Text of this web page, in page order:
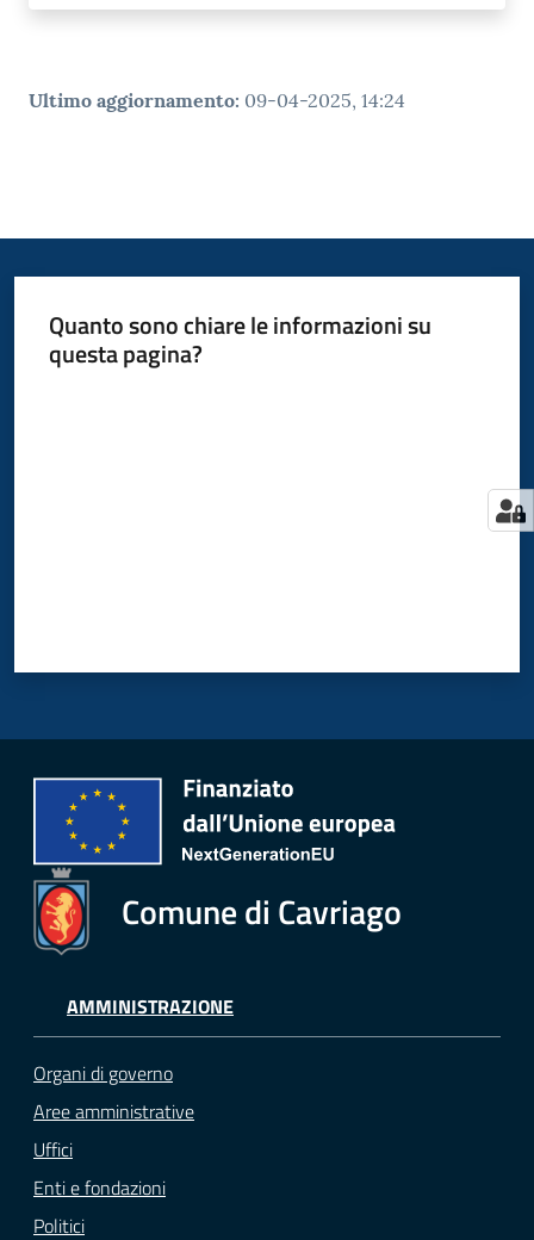
Ultimo aggiornamento: 09-04-2025, 14:24
Quanto sono chiare le informazioni su
questa pagina?
Comune di Cavriago
AMMINISTRAZIONE
Organi di governo
Aree amministrative
Uffici
Enti e fondazioni
Politici